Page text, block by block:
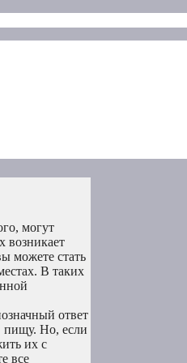
могут
возникает
можете стать
В таких
ответ
пищу. Но, если
их с
все